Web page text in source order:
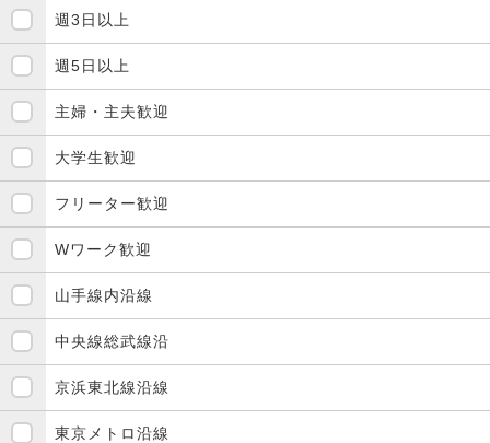
週3日以上
週5日以上
主婦・主夫歓迎
大学生歓迎
フリーター歓迎
Wワーク歓迎
山手線内沿線
中央線総武線沿
京浜東北線沿線
東京メトロ沿線